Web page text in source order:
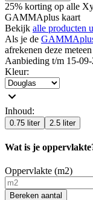
25% korting op alle
GAMMAplus kaart
Bekijk alle producten
Als je de
afrekenen deze
Aanbieding t/m 15-
Kleur:
Inhoud:
0.75 liter 2.5 liter
Wat is je
Oppervlakte (m2)
Bereken aantal